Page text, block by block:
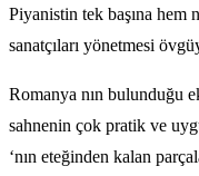
Piyanistin tek başına hem
sanatçıları yönetmesi
Romanya nın bulunduğu
sahnenin çok pratik ve
‘nın eteğinden kalan